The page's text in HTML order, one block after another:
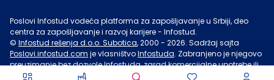
Poslovi Infostud vodeća platforma za zapošljavanje u Srbiji, deo
centra za zapošljavanje i razvoj karijere - Infostud.
© Infostud rešenja d.o.o. Subotica, 2000 - 2026. Sadržaj sajta
Poslovi.infostud.com je vlasništvoInfostuda. Zabranjeno je njegovo
preuzimanje bez dozvoleInfostuda, zarad komercijalne upotrebe ili
u druge svrhe, osim za lične potrebe posetilaca sajta.